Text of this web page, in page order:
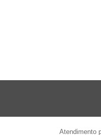
Atendimento